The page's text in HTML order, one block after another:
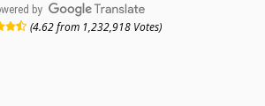
by
(4.62 from 1,232,918 Votes)